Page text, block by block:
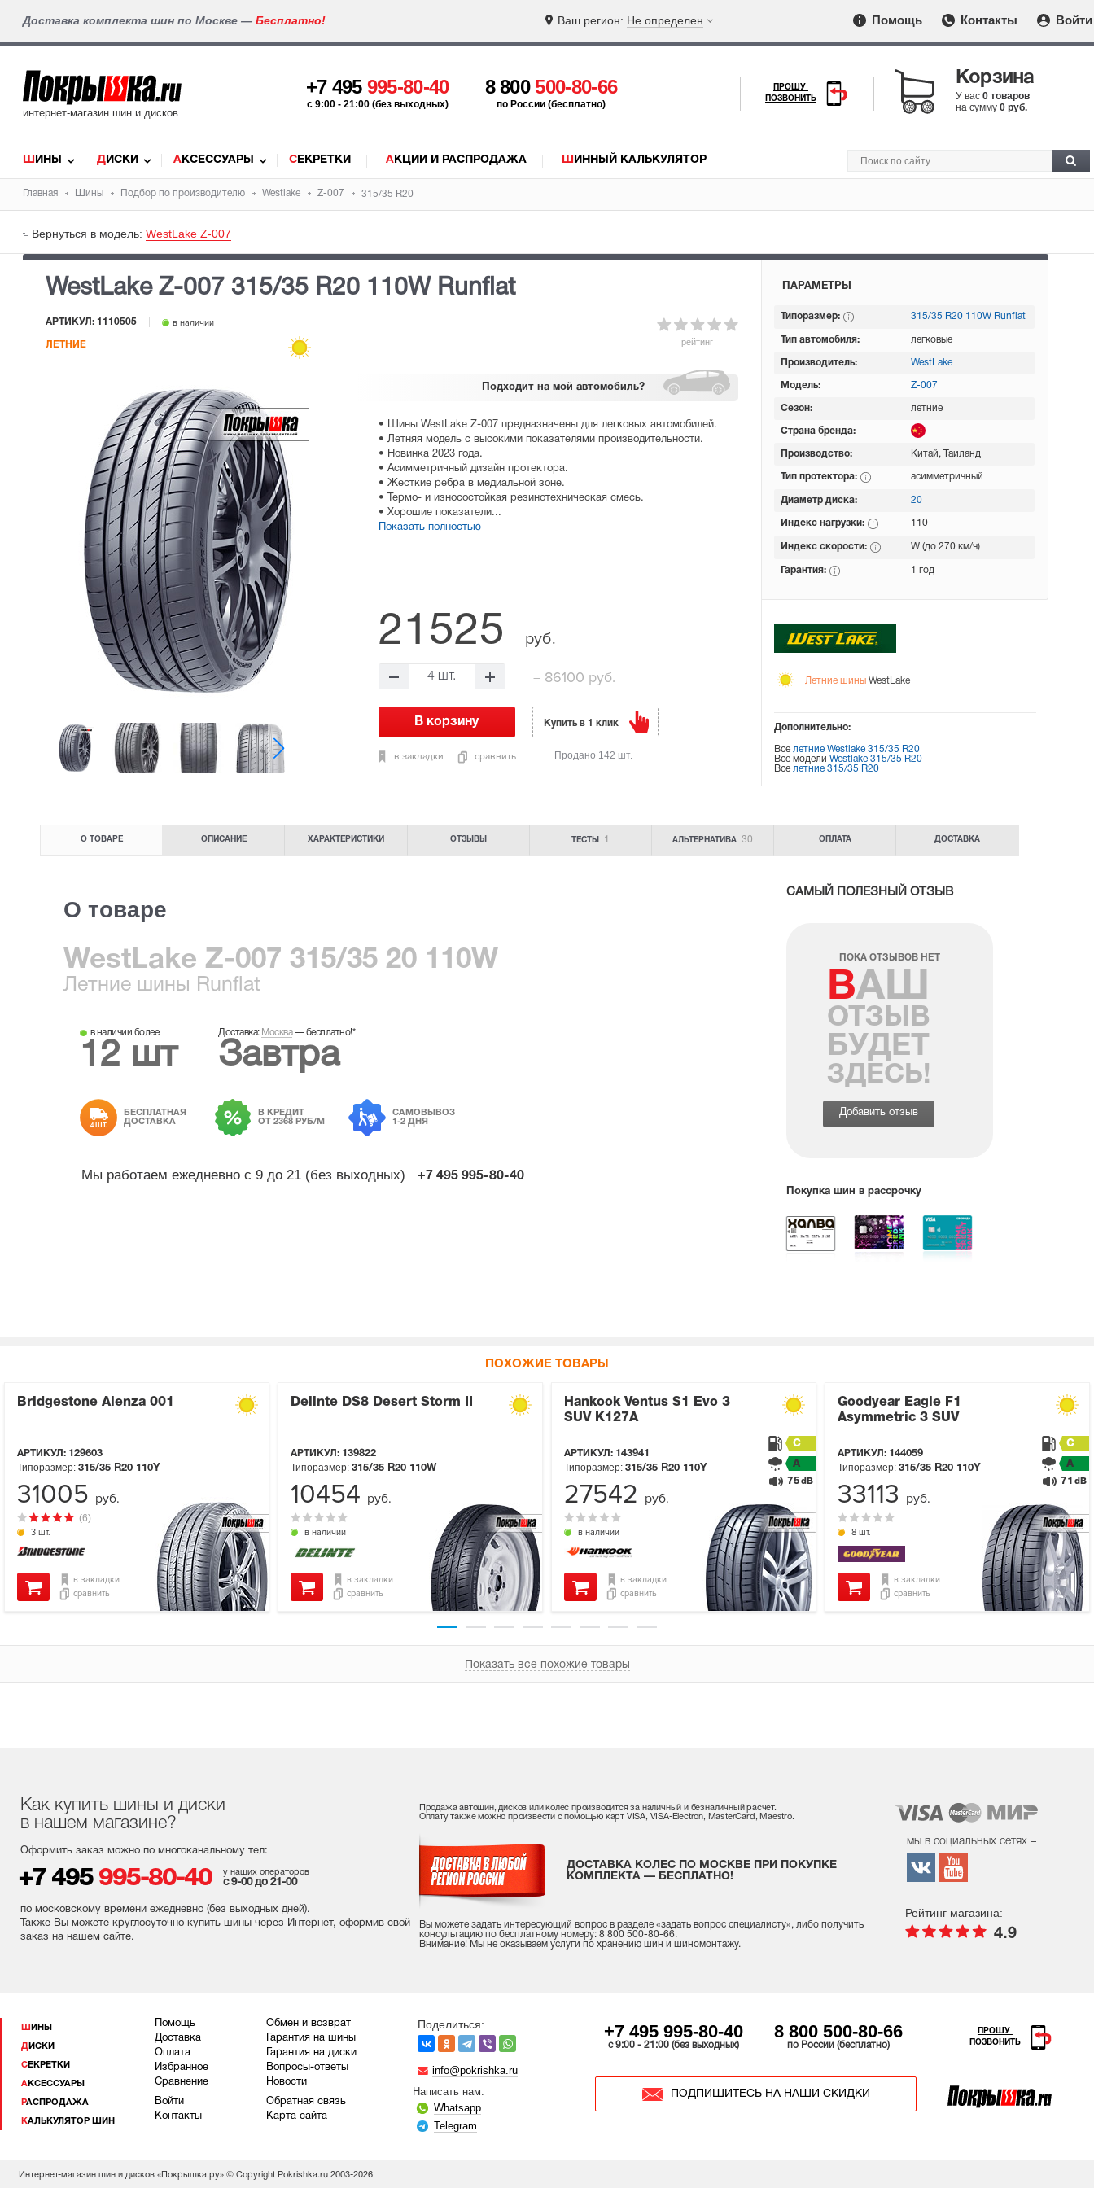
Доставка комплекта шин по Москве — Бесплатно! Ваш регион: Не определен Помощь Контакты Войти
интернет-магазин шин и дисков
+7 495 995-80-40
c 9:00 - 21:00 (без выходных)
8 800500-80-66
по России (бесплатно)
ПРОШУ
ПОЗВОНИТЬ
Корзина
У вас 0 товаров
на сумму 0 руб.
ШИНЫ ДИСКИ АКСЕССУАРЫ СЕКРЕТКИ АКЦИИ И РАСПРОДАЖА ШИННЫЙ КАЛЬКУЛЯТОР
Главная Шины Подбор по производителю Westlake Z-007 315/35 R20
Вернуться в модель: WestLake Z-007
WestLake Z-007 315/35 R20 110W Runflat
рейтинг
АРТИКУЛ: 1110505 в наличии
ЛЕТНИЕ
Подходит на мой автомобиль?
• Шины WestLake Z-007 предназначены для легковых автомобилей.
• Летняя модель с высокими показателями производительности.
• Новинка 2023 года.
• Асимметричный дизайн протектора.
• Жесткие ребра в медиальной зоне.
• Термо- и износостойкая резинотехническая смесь.
• Хорошие показатели...
Показать полностью
21525 руб.
4 шт. =86100 руб.
в закладки сравнить
Купить в 1 клик
Продано 142 шт.
ПАРАМЕТРЫ
Типоразмер: 315/35 R20 110W Runflat
Тип автомобиля: легковые
Производитель: WestLake
Модель: Z-007
Сезон: летние
Страна бренда:
Производство: Китай, Таиланд
Тип протектора: асимметричный
Диаметр диска: 20
Индекс нагрузки: 110
Индекс скорости: W (до 270 км/ч)
Гарантия: 1 год
Летние шины WestLake
Дополнительно:
Все летние Westlake 315/35 R20
Все моделиWestlake 315/35 R20
Все летние 315/35 R20
О ТОВАРЕ ОПИСАНИЕ ХАРАКТЕРИСТИКИ ОТЗЫВЫ ТЕСТЫ 1 АЛЬТЕРНАТИВА 30 ОПЛАТА ДОСТАВКА
О товаре
WestLake Z-007 315/35 20 110W
Летние шины Runflat
в наличии более
12 шт
Доставка: Москва—бесплатно!*
Завтра
4 ШТ.
БЕСПЛАТНАЯ
ДОСТАВКА
В КРЕДИТ
ОТ 2368 РУБ/М
САМОВЫВОЗ
1-2 ДНЯ
Мы работаем ежедневно с 9 до 21 (без выходных) +7 495 995-80-40
САМЫЙ ПОЛЕЗНЫЙ ОТЗЫВ
ПОКА ОТЗЫВОВ НЕТ
ВАШ
ОТЗЫВ
БУДЕТ
ЗДЕСЬ!
Добавить отзыв
Покупка шин в рассрочку
ПОХОЖИЕ ТОВАРЫ
Bridgestone Alenza 001
АРТИКУЛ: 129603
3 шт.
(6)
Типоразмер: 315/35 R20 110Y
в закладки
сравнить
31005 руб.
Delinte DS8 Desert Storm II
АРТИКУЛ: 139822
в наличии
Типоразмер: 315/35 R20 110W
в закладки
сравнить
10454 руб.
Hankook Ventus S1 Evo 3
SUV K127A
АРТИКУЛ: 143941
в наличии
Типоразмер: 315/35 R20 110Y
C
A
75 dB
в закладки
сравнить
27542 руб.
Goodyear Eagle F1
Asymmetric 3 SUV
АРТИКУЛ: 144059
8 шт.
Типоразмер: 315/35 R20 110Y
C
A
71 dB
в закладки
сравнить
33113 руб.
Показать все похожие товары
Как купить шины и диски
в нашем магазине?
Оформить заказ можно по многоканальному тел:
+7 495 995-80-40 у наших операторов
с 9-00 до 21-00
по московскому времени ежедневно (без выходных дней).
Также Вы можете круглосуточно купить шины через Интернет, оформив свой
заказ на нашем сайте.
Продажа автошин, дисков или колес производится за наличный и безналичный расчет.
Оплату также можно произвести с помощью карт VISA, VISA-Electron, MasterCard, Maestro.
ДОСТАВКА КОЛЕС ПО МОСКВЕ ПРИ ПОКУПКЕ
КОМПЛЕКТА — БЕСПЛАТНО!
Вы можете задать интересующий вопрос в разделе «задать вопрос специалисту», либо получить
консультацию по бесплатному номеру: 8 800 500-80-66.
Внимание! Мы не оказываем услуги по хранению шин и шиномонтажу.
мы в социальных сетях –
Рейтинг магазина:
4.9
ШИНЫ
ДИСКИ
СЕКРЕТКИ
АКСЕССУАРЫ
РАСПРОДАЖА
КАЛЬКУЛЯТОР ШИН
Помощь
Доставка
Оплата
Избранное
Сравнение
Войти
Контакты
Обмен и возврат
Гарантия на шины
Гарантия на диски
Вопросы-ответы
Новости
Обратная связь
Карта сайта
Поделиться:
info@pokrishka.ru
Написать нам:
Whatsapp
Telegram
+7 495 995-80-40
c 9:00 - 21:00 (без выходных)
8 800 500-80-66
по России (бесплатно)
ПОДПИШИТЕСЬ НА НАШИ СКИДКИ
ПРОШУ
ПОЗВОНИТЬ
Интернет-магазин шин и дисков «Покрышка.ру» © Copyright Pokrishka.ru 2003-2026